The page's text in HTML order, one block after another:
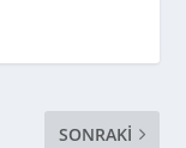
SONRAKI